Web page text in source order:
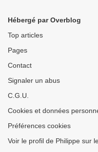
Hébergé par Overblog
Top articles
Pages
Contact
Signaler un abus
C.G.U.
Cookies et données
Préférences cookies
Voir le profil de Philippe sur